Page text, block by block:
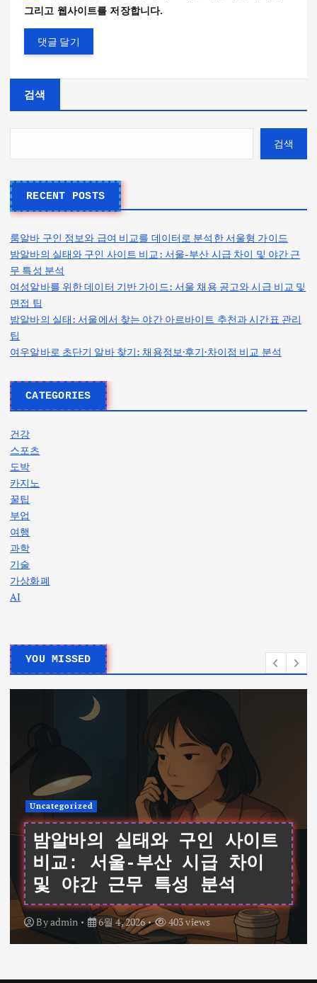
그리고 웹사이트를 저장합니다.
검색
검색
RECENT POSTS
룸알바 구인 정보와 급여 비교를 데이터로 분석한 서울형 가이드
밤알바의 실태와 구인 사이트 비교: 서울-부산 시급 차이 및 야간 근
무 특성 분석
여성알바를 위한 데이터 기반 가이드: 서울 채용 공고와 시급 비교 및
면접 팁
밤알바의 실태: 서울에서 찾는 야간 아르바이트 추천과 시간표 관리
팁
여우알바로 초단기 알바 찾기: 채용정보·후기·차이점 비교 분석
CATEGORIES
건강
스포츠
도박
카지노
꿀팁
부업
여행
과학
기술
가상화폐
AI
YOU MISSED
Uncategorized
여성알바를 위한 데이터 기반
가이드: 서울 채용 공고와 시
급 비교 및 면접 팁
Byadmin 6월 4, 2026 342 views